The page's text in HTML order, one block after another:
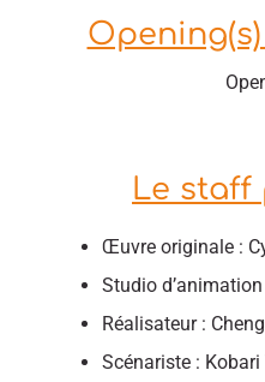
Le
Œuvre originale :
Studio
Réalisateur :
Scénariste : Kobari